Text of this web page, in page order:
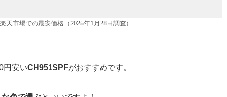
天市場での最安価格（2025年1月28日調査）
円安いCH951SPFがおすすめです。